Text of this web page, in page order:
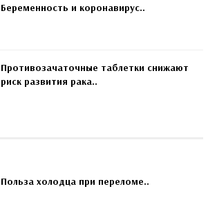
Беременность и коронавирус..
Противозачаточные таблетки снижают
риск развития рака..
Польза холодца при переломе..